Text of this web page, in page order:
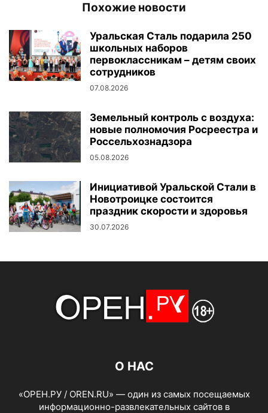
Похожие новости
Уральская Сталь подарила 250
школьных наборов
первоклассникам – детям своих
сотрудников
07.08.2026
Земельный контроль с воздуха:
новые полномочия Росреестра и
Россельхознадзора
05.08.2026
Инициативой Уральской Стали в
Новотроицке состоится
праздник скорости и здоровья
30.07.2026
О НАС
«ОРЕН.РУ / OREN.RU» — один из самых посещаемых
информационно-развлекательных сайтов в